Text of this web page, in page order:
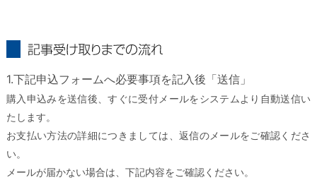
1.下記申込フォームへ必要事項を記入後「送信」
購入申込みを送信後、すぐに受付メールをシステムより自動送信い
たします。
お支払い方法の詳細につきましては、返信のメールをご確認くださ
い。
メールが届かない場合は、下記内容をご確認ください。